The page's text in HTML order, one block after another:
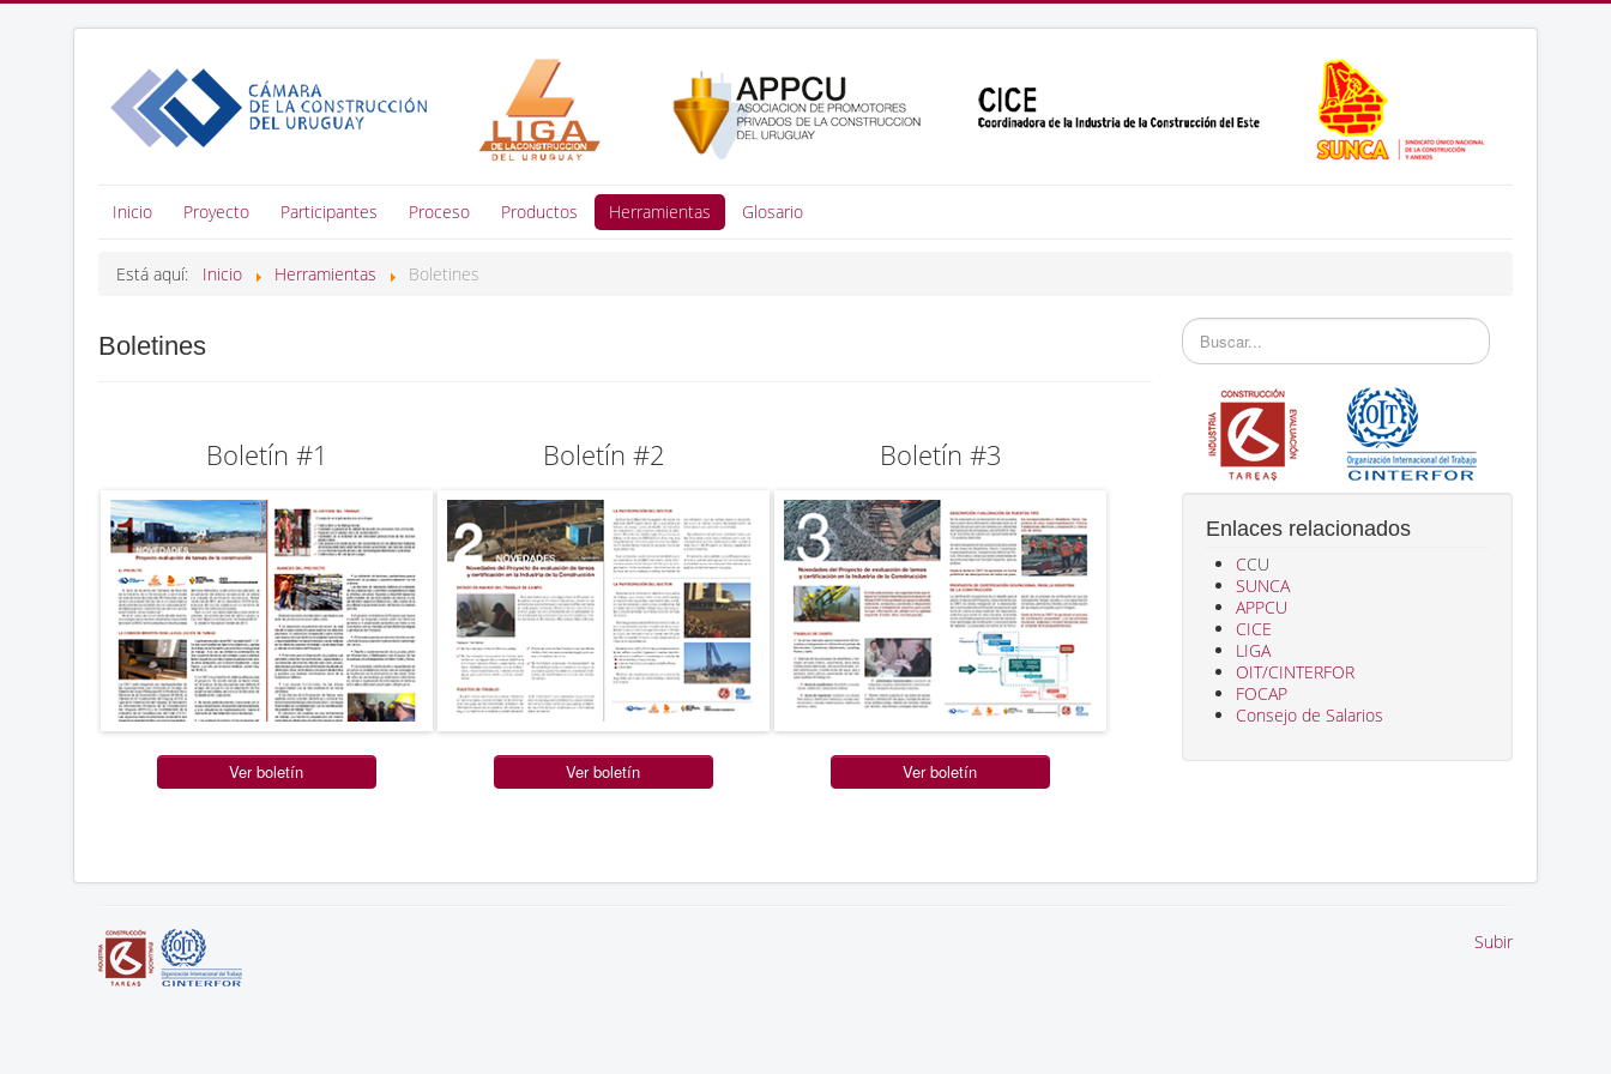
Inicio Proyecto Participantes Proceso Productos Herramientas Glosario
Está aquí: Inicio Herramientas Boletines
Boletines
Boletín #1
Ver boletín
Boletín #2
Ver boletín
Boletín #3
Ver boletín
Buscar...
Enlaces relacionados
CCU
SUNCA
APPCU
CICE
LIGA
OIT/CINTERFOR
FOCAP
Consejo de Salarios
Subir